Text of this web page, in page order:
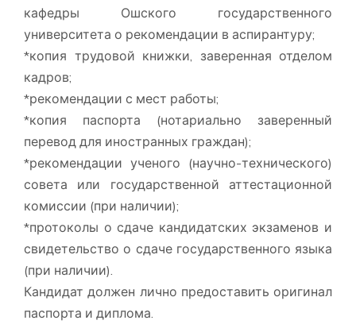
кафедры Ошского государственного
университета о рекомендации в аспирантуру;
*копия трудовой книжки, заверенная отделом
кадров;
*рекомендации с мест работы;
*копия паспорта (нотариально заверенный
перевод для иностранных граждан);
*рекомендации ученого (научно-технического)
совета или государственной аттестационной
комиссии (при наличии);
*протоколы о сдаче кандидатских экзаменов и
свидетельство о сдаче государственного языка
(при наличии).
Кандидат должен лично предоставить оригинал
паспорта и диплома.